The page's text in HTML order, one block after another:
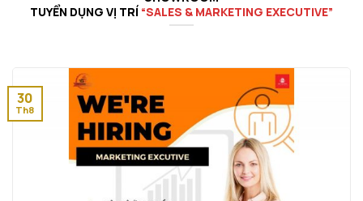
TUYỂN DỤNG VỊ TRÍ “SALES & MARKETING EXECUTIVE”
30
Th8